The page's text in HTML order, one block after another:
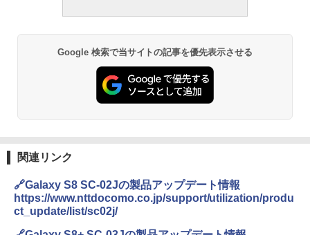
Google 検索で当サイトの記事を優先表示させる
関連リンク
🔗Galaxy S8 SC-02Jの製品アップデート情報
https://www.nttdocomo.co.jp/support/utilization/produ
ct_update/list/sc02j/